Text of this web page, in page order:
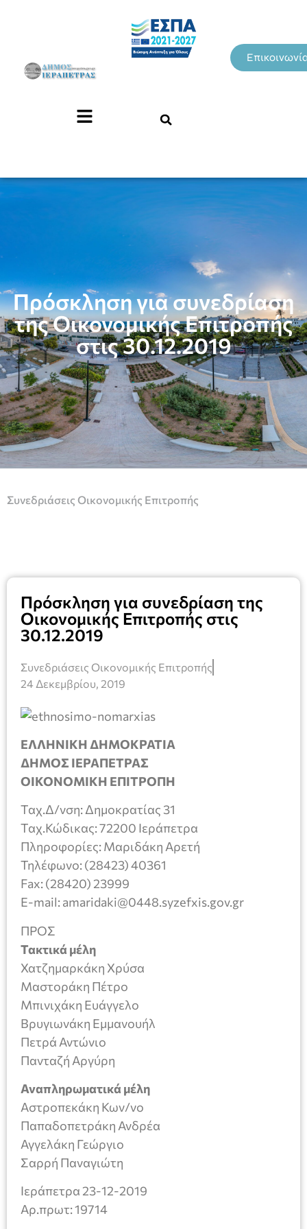
Πρόσκληση για συνεδρίαση
της Οικονομικής Επιτροπής
στις 30.12.2019
Συνεδριάσεις Οικονομικής Επιτροπής
Πρόσκληση για συνεδρίαση της
Οικονομικής Επιτροπής στις
30.12.2019
Συνεδριάσεις Οικονομικής Επιτροπής
24 Δεκεμβρίου, 2019
ΕΛΛΗΝΙΚΗ ΔΗΜΟΚΡΑΤΙΑ
ΔΗΜΟΣ ΙΕΡΑΠΕΤΡΑΣ
ΟΙΚΟΝΟΜΙΚΗ ΕΠΙΤΡΟΠΗ
Ταχ.Δ/νση: Δημοκρατίας 31
Ταχ.Κώδικας: 72200 Ιεράπετρα
Πληροφορίες: Μαριδάκη Αρετή
Τηλέφωνο: (28423) 40361
Fax: (28420) 23999
E-mail: amaridaki@0448.syzefxis.gov.gr
ΠΡΟΣ
Τακτικά μέλη
Χατζημαρκάκη Χρύσα
Μαστοράκη Πέτρο
Μπινιχάκη Ευάγγελο
Βρυγιωνάκη Εμμανουήλ
Πετρά Αντώνιο
Πανταζή Αργύρη
Αναπληρωματικά μέλη
Αστροπεκάκη Κων/νο
Παπαδοπετράκη Ανδρέα
Αγγελάκη Γεώργιο
Σαρρή Παναγιώτη
Ιεράπετρα 23-12-2019
Aρ.πρωτ: 19714